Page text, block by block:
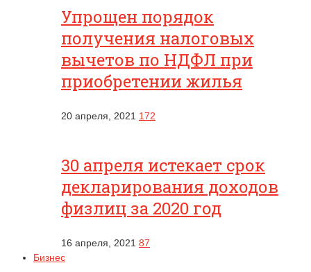
Упрощен порядок
получения налоговых
вычетов по НДФЛ при
приобретении жилья
20 апреля, 2021 172
30 апреля истекает срок
декларирования доходов
физлиц за 2020 год
16 апреля, 2021 87
Бизнес